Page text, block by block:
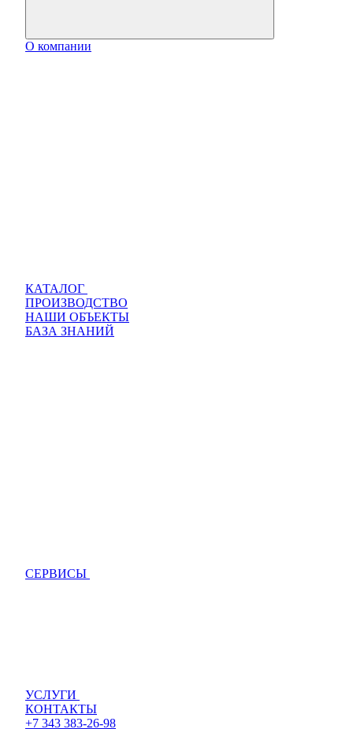
О компании
КАТАЛОГ
ПРОИЗВОДСТВО
НАШИ ОБЪЕКТЫ
БАЗА ЗНАНИЙ
СЕРВИСЫ
УСЛУГИ
КОНТАКТЫ
+7 343 383-26-98